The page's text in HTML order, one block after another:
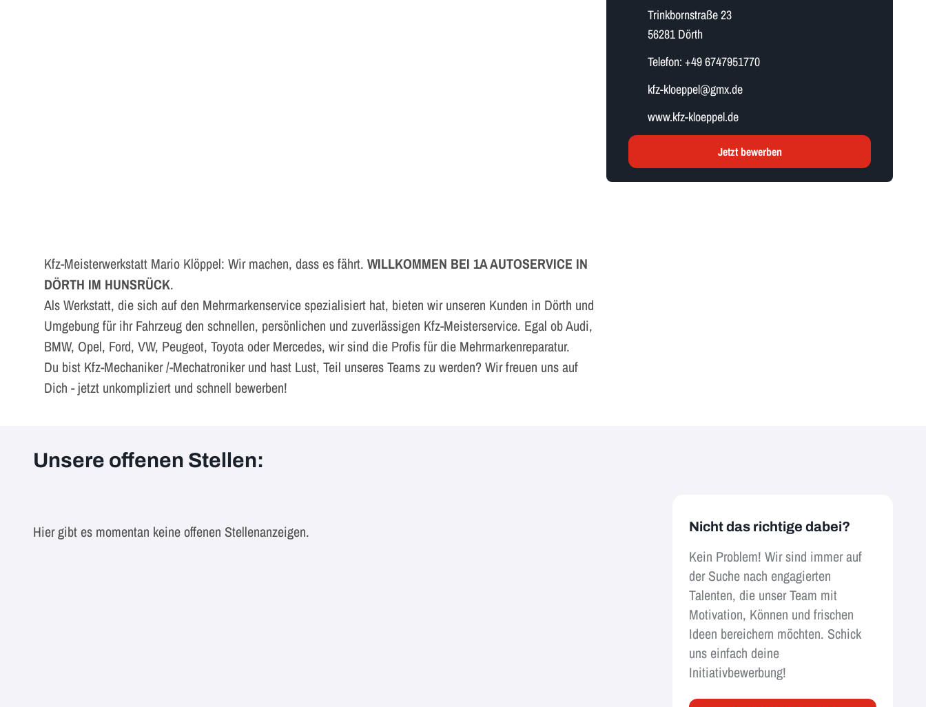
Kfz-Meisterwerkstatt Mario Klöppel: Wir machen, dass es fährt. WILLKOMMEN BEI 1A AUTOSERVICE IN
DÖRTH IM HUNSRÜCK.
Als Werkstatt, die sich auf den Mehrmarkenservice spezialisiert hat, bieten wir unseren Kunden in Dörth und
Umgebung für ihr Fahrzeug den schnellen, persönlichen und zuverlässigen Kfz-Meisterservice. Egal ob Audi,
BMW, Opel, Ford, VW, Peugeot, Toyota oder Mercedes, wir sind die Profis für die Mehrmarkenreparatur.
Du bist Kfz-Mechaniker /-Mechatroniker und hast Lust, Teil unseres Teams zu werden? Wir freuen uns auf
Dich - jetzt unkompliziert und schnell bewerben!
Trinkbornstraße 23
56281 Dörth
Telefon: +49 6747951770
k​f​z​-​k​l​o​e​p​p​e​l​@gmx.de
www.kfz-kloeppel.de
Jetzt bewerben
Unsere offenen Stellen:
Hier gibt es momentan keine offenen Stellenanzeigen. Nicht das richtige dabei?
Kein Problem! Wir sind immer auf
der Suche nach engagierten
Talenten, die unser Team mit
Motivation, Können und frischen
Ideen bereichern möchten. Schick
uns einfach deine
Initiativbewerbung!